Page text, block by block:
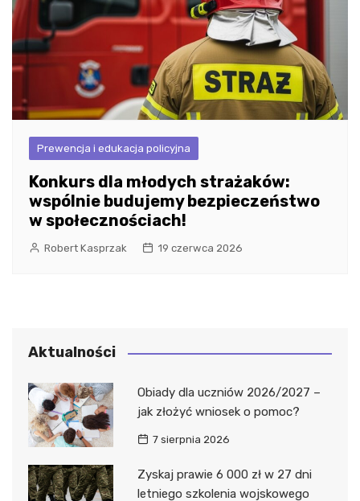
Prewencja i edukacja policyjna
Konkurs dla młodych strażaków:
wspólnie budujemy bezpieczeństwo
w społecznościach!
Robert Kasprzak 19 czerwca 2026
Aktualności
Obiady dla uczniów 2026/2027 –
jak złożyć wniosek o pomoc?
7 sierpnia 2026
Zyskaj prawie 6 000 zł w 27 dni
letniego szkolenia wojskowego